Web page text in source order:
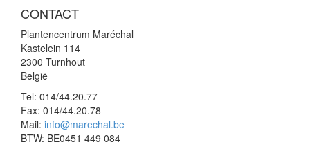
CONTACT
Plantencentrum Maréchal
Kastelein 114
2300 Turnhout
België
Tel: 014/44.20.77
Fax: 014/44.20.78
Mail: info@marechal.be
BTW: BE0451 449 084